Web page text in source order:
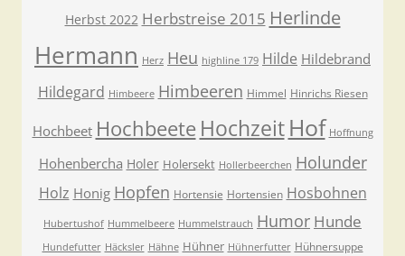
Herbst 2022 Herbstreise 2015 Herlinde
Hermann Herz Heu highline 179 Hilde Hildebrand
Hildegard Himbeere Himbeeren Himmel Hinrichs Riesen
Hochbeet Hochbeete Hochzeit Hof Hoffnung
Hohenbercha Holer Holersekt Hollerbeerchen Holunder
Holz Honig Hopfen Hortensie Hortensien Hosbohnen
Hubertushof Hummelbeere Hummelstrauch Humor Hunde
Hundefutter Häcksler Hähne Hühner Hühnerfutter Hühnersuppe